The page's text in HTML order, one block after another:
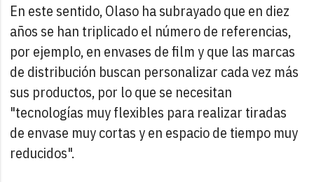
En este sentido, Olaso ha subrayado que en diez
años se han triplicado el número de referencias,
por ejemplo, en envases de film y que las marcas
de distribución buscan personalizar cada vez más
sus productos, por lo que se necesitan
"tecnologías muy flexibles para realizar tiradas
de envase muy cortas y en espacio de tiempo muy
reducidos".